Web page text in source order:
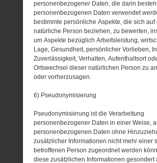
personenbezogener Daten, die darin
personenbezogenen Daten verwendet
bestimmte persönliche Aspekte, die sich auf
natürliche Person beziehen, zu bewerten,
um Aspekte bezüglich Arbeitsleistung,
Lage, Gesundheit, persönlicher Vorlieben,
Zuverlässigkeit, Verhalten, Aufenthaltsort
Ortswechsel dieser natürlichen Person zu
oder vorherzusagen.
6) Pseudonymisierung
Pseudonymisierung ist die Verarbeitung
personenbezogener Daten in einer Weise,
personenbezogenen Daten ohne
zusätzlicher Informationen nicht mehr einer
betroffenen Person zugeordnet werden
diese zusätzlichen Informationen gesondert